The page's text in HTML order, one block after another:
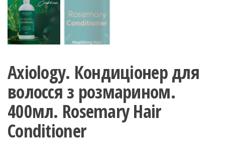
Axiology. Кондиціонер для
волосся з розмарином.
400мл. Rosemary Hair
Conditioner